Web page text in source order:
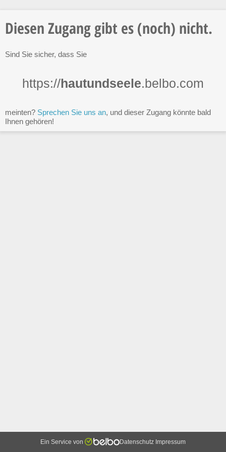
Diesen Zugang gibt es (noch) nicht.
Sind Sie sicher, dass Sie
https://hautundseele.belbo.com
meinten? Sprechen Sie uns an, und dieser Zugang könnte bald
Ihnen gehören!
Ein Service von Datenschutz Impressum